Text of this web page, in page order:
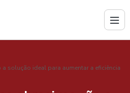
solução ideal para aumentar a eficiência